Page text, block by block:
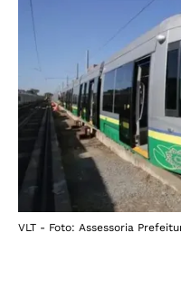
VLT - Foto: Assessoria